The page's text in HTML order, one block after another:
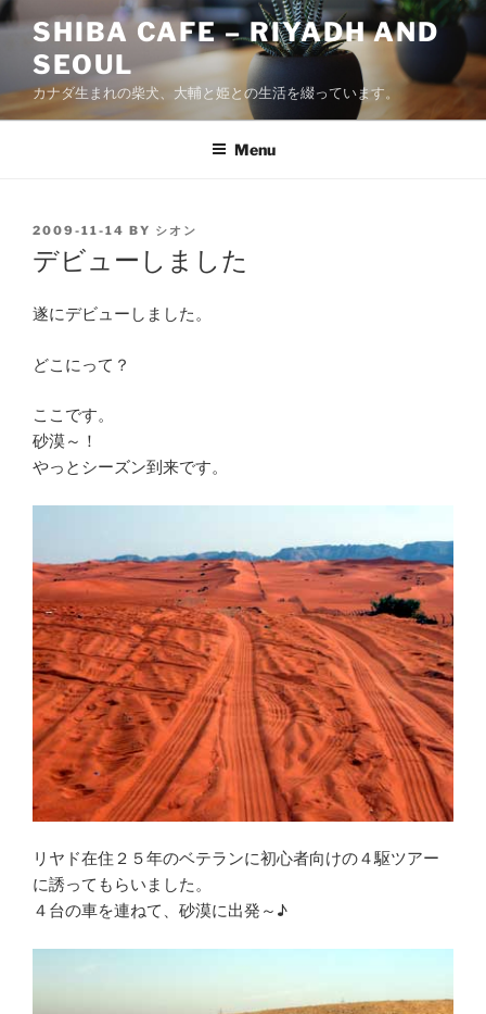
Skip
content
SHIBA CAFE – RIYADH AND
SEOUL
カナダ生まれの柴犬、大輔と姫との生活を綴っています。
Menu
POSTED
2009-11-14 BY シオン
デビューしました
遂にデビューしました。
どこにって？
ここです。
砂漠～！
やっとシーズン到来です。
リヤド在住２５年のベテランに初心者向けの４駆ツアー
に誘ってもらいました。
４台の車を連ねて、砂漠に出発～♪